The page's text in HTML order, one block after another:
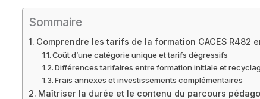
Sommaire
Comprendre les tarifs de la formation CACES R482
Coût d’une catégorie unique et tarifs dégressifs
Différences tarifaires entre formation initiale et
Frais annexes et investissements complémentaires
Maîtriser la durée et le contenu du parcours